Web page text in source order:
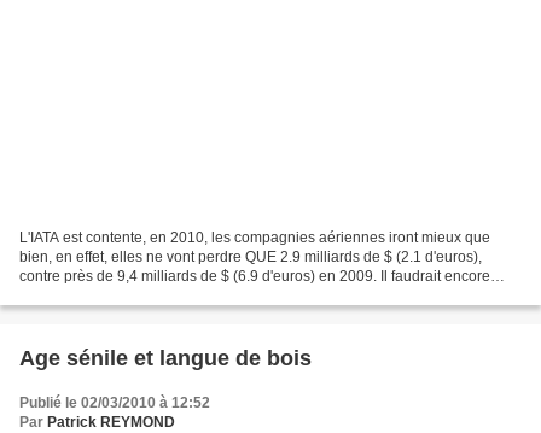
L'IATA est contente, en 2010, les compagnies aériennes iront mieux que
bien, en effet, elles ne vont perdre QUE 2.9 milliards de $ (2.1 d'euros),
contre près de 9,4 milliards de $ (6.9 d'euros) en 2009. Il faudrait encore
Age sénile et langue de bois
Publié le 02/03/2010 à 12:52
Par Patrick REYMOND